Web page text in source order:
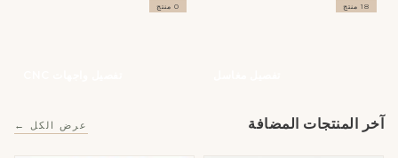
18 منتج 0 منتج
آخر المنتجات المضافة عرض الكل ←